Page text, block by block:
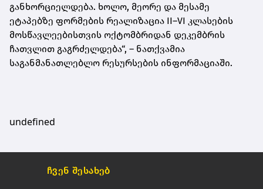
განხორციელდება. ხოლო, მეორე და მესამე
ეტაპებზე ფორმების რეალიზაცია II–VI კლასების
მოსწავლეებისთვის ოქტომბრიდან დეკემბრის
ჩათვლით გაგრძელდება“, – ნათქვამია
საგანმანათლებლო რესურსების ინფორმაციაში.
undefined
ჩვენ შესახებ